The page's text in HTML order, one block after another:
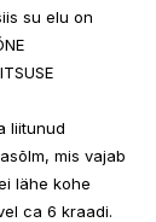
su elu on
liitunud
mis vajab
lähe kohe
ca 6 kraadi.